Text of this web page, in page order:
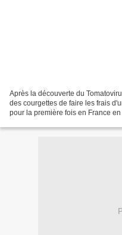
Après la découverte du
des courgettes de faire les frais
pour la première fois en France en